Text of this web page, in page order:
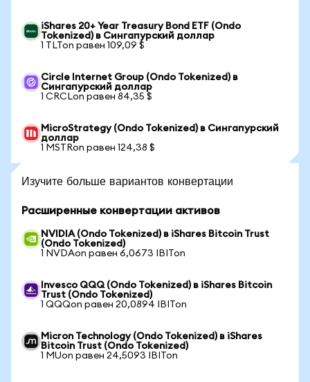
iShares 20+ Year Treasury Bond ETF (Ondo
Tokenized) в Сингапурский доллар
1 TLTon равен 109,09 $
Circle Internet Group (Ondo Tokenized) в
Сингапурский доллар
1 CRCLon равен 84,35 $
MicroStrategy (Ondo Tokenized) в Сингапурский
доллар
1 MSTRon равен 124,38 $
Изучите больше вариантов конвертации
Расширенные конвертации активов
NVIDIA (Ondo Tokenized) в iShares Bitcoin Trust
(Ondo Tokenized)
1 NVDAon равен 6,0673 IBITon
Invesco QQQ (Ondo Tokenized) в iShares Bitcoin
Trust (Ondo Tokenized)
1 QQQon равен 20,0894 IBITon
Micron Technology (Ondo Tokenized) в iShares
Bitcoin Trust (Ondo Tokenized)
1 MUon равен 24,5093 IBITon